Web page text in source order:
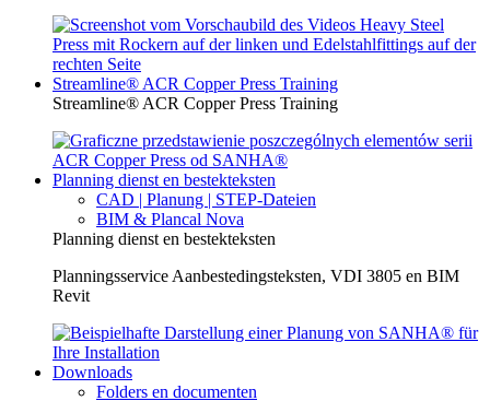
Streamline® ACR Copper Press Training
Streamline® ACR Copper Press Training
Planning dienst en bestekteksten
CAD | Planung | STEP-Dateien
BIM & Plancal Nova
Planning dienst en bestekteksten
Planningsservice Aanbestedingsteksten, VDI 3805 en BIM
Revit
Downloads
Folders en documenten